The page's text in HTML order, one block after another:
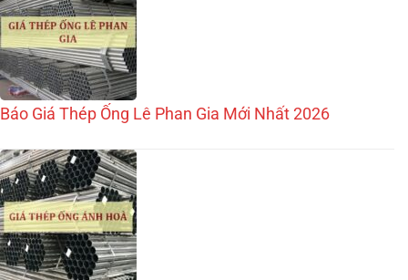
Báo Giá Thép Ống Lê Phan Gia Mới Nhất 2026